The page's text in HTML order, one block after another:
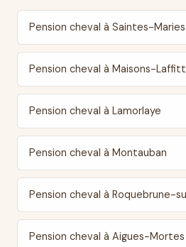
Pension cheval à Saintes-
Pension cheval à Maisons-
Pension cheval à Lamorlaye
Pension cheval à Montauban
Pension cheval à Roquebrune-
Pension cheval à Aigues-Mortes